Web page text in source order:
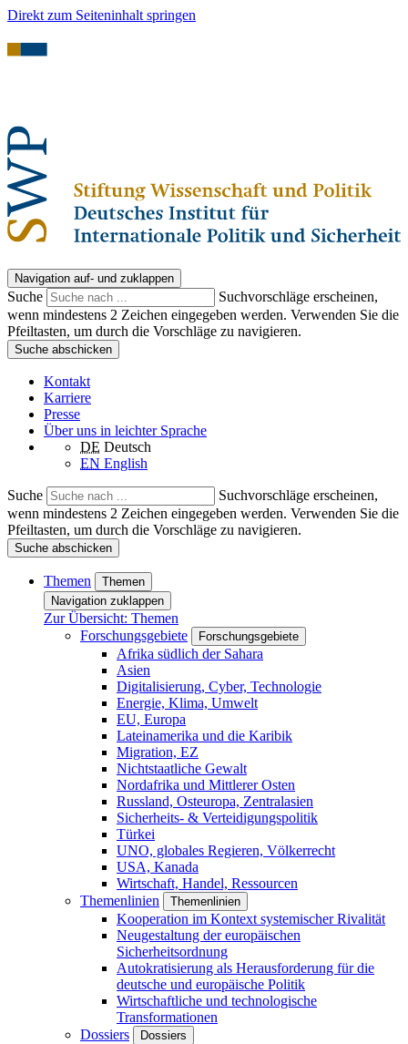
Direkt zum Seiteninhalt springen
Navigation auf- und zuklappen
Suche
Suchvorschläge erscheinen,
wenn mindestens 2 Zeichen eingegeben werden. Verwenden Sie die
Pfeiltasten, um durch die Vorschläge zu navigieren.
Suche abschicken
Kontakt
Karriere
Presse
Über uns in leichter Sprache
DE Deutsch
EN English
Suche
Suchvorschläge erscheinen,
wenn mindestens 2 Zeichen eingegeben werden. Verwenden Sie die
Pfeiltasten, um durch die Vorschläge zu navigieren.
Suche abschicken
Themen
Themen
Navigation zuklappen
Zur Übersicht: Themen
Forschungsgebiete
Forschungsgebiete
Afrika südlich der Sahara
Asien
Digitalisierung, Cyber, Technologie
Energie, Klima, Umwelt
EU, Europa
Lateinamerika und die Karibik
Migration, EZ
Nichtstaatliche Gewalt
Nordafrika und Mittlerer Osten
Russland, Osteuropa, Zentralasien
Sicherheits- & Verteidigungspolitik
Türkei
UNO, globales Regieren, Völkerrecht
USA, Kanada
Wirtschaft, Handel, Ressourcen
Themenlinien
Themenlinien
Kooperation im Kontext systemischer Rivalität
Neugestaltung der europäischen
Sicherheitsordnung
Autokratisierung als Herausforderung für die
deutsche und europäische Politik
Wirtschaftliche und technologische
Transformationen
Dossiers
Dossiers